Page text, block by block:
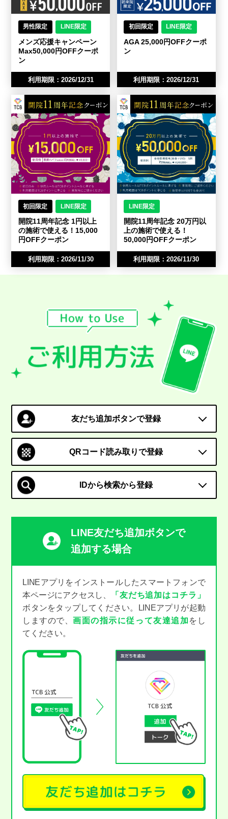
男性限定 LINE限定
メンズ応援キャンペーン
Max50,000円OFFクーポ
ン
利用期限：2026/12/31
初回限定 LINE限定
AGA 25,000円OFFクーポ
ン
利用期限：2026/12/31
初回限定 LINE限定
開院11周年記念 1円以上
の施術で使える！15,000
円OFFクーポン
利用期限：2026/11/30
LINE限定
開院11周年記念 20万円以
上の施術で使える！
50,000円OFFクーポン
利用期限：2026/11/30
友だち追加ボタンで登録
QRコード読み取りで登録
IDから検索から登録
LINE友だち追加ボタンで
追加する場合
LINEアプリをインストールしたスマートフォンで
本ページにアクセスし、
「友だち追加はコチラ」
ボタンをタップしてください。LINEアプリが起動
しますので、画面の指示に従って友達追加 をし
てください。